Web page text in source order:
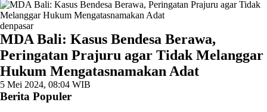
denpasar
MDA Bali: Kasus Bendesa Berawa,
Peringatan Prajuru agar Tidak Melanggar
Hukum Mengatasnamakan Adat
5 Mei 2024, 08:04 WIB
Berita Populer